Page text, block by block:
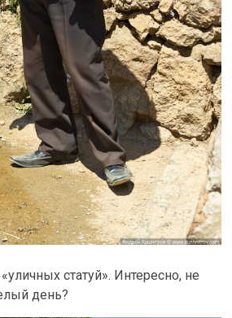
статуй». Интересно, не
день?